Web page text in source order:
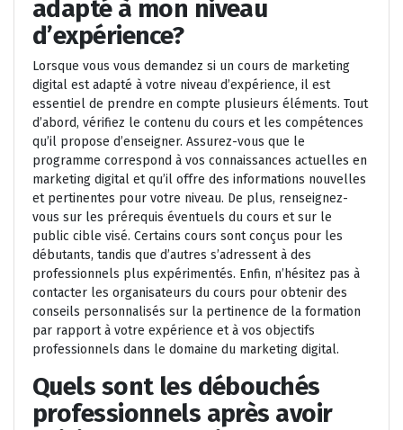
adapté à mon niveau
d’expérience?
Lorsque vous vous demandez si un cours de marketing
digital est adapté à votre niveau d’expérience, il est
essentiel de prendre en compte plusieurs éléments. Tout
d’abord, vérifiez le contenu du cours et les compétences
qu’il propose d’enseigner. Assurez-vous que le
programme correspond à vos connaissances actuelles en
marketing digital et qu’il offre des informations nouvelles
et pertinentes pour votre niveau. De plus, renseignez-
vous sur les prérequis éventuels du cours et sur le
public cible visé. Certains cours sont conçus pour les
débutants, tandis que d’autres s’adressent à des
professionnels plus expérimentés. Enfin, n’hésitez pas à
contacter les organisateurs du cours pour obtenir des
conseils personnalisés sur la pertinence de la formation
par rapport à votre expérience et à vos objectifs
professionnels dans le domaine du marketing digital.
Quels sont les débouchés
professionnels après avoir